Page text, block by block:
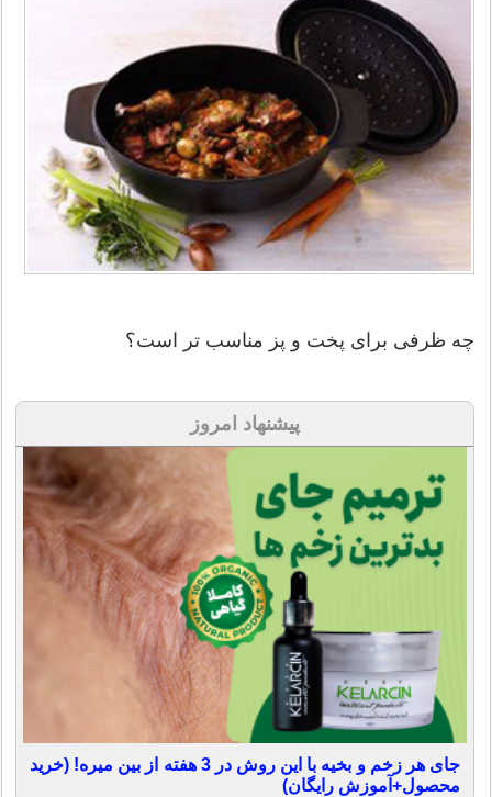
چه ظرفی برای پخت و پز مناسب تر است؟
پیشنهاد امروز
جای هر زخم و بخیه با این روش در 3 هفته از بین میره! (خرید
محصول+آموزش رایگان)